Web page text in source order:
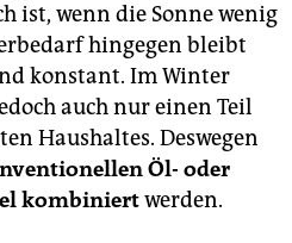
ist, wenn die Sonne wenig
hingegen bleibt
konstant. Im Winter
auch nur einen Teil
Haushaltes. Deswegen
Öl- oder
kombiniertwerden.